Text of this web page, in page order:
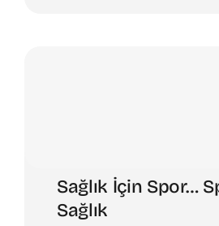
Sağlık İçin Spor…
Sağlık